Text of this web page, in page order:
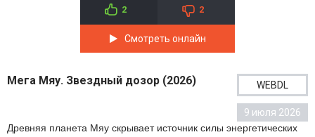
2 2
Смотреть онлайн
Мега Мяу. Звездный дозор (2026) WEBDL
9 июля 2026
Древняя планета Мяу скрывает источник силы энергетических